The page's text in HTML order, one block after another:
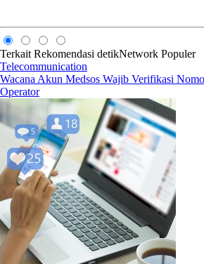
Terkait Rekomendasi detikNetwork Populer
Telecommunication
Wacana Akun Medsos Wajib Verifikasi
Operator